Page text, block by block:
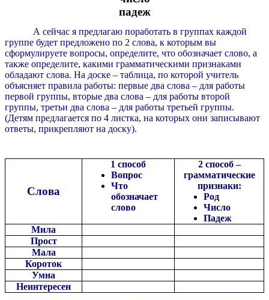
падеж
А сейчас я предлагаю поработать в группах каждой
группе будет предложено по 2 слова, к которым вы
сформулируете вопросы, определите, что обозначает слово, а
также определите, какими грамматическими признаками
обладают слова. На доске – таблица, по которой учитель
объясняет правила работы: первые два слова – для работы
первой группы, вторые два слова – для работы второй
группы, третьи два слова – для работы третьей группы.
(Детям предлагается по 4 листка, на которых они записывают
ответы, прикрепляют на доску).
Слова
1 способ
Вопрос
Что
обозначает
слово
2 способ –
грамматические
признаки:
Род
Число
Падеж
Мила
Прост
Мала
Короток
Умна
Неинтересен